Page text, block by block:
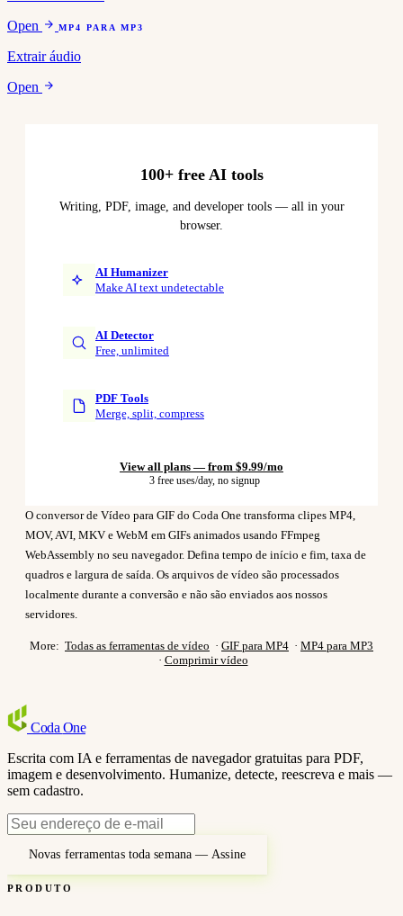
Open
MP4 PARA MP3
Extrair áudio
Open
100+ free AI tools
Writing, PDF, image, and developer tools — all in your
browser.
AI Humanizer
Make AI text undetectable
AI Detector
Free, unlimited
PDF Tools
Merge, split, compress
View all plans — from $9.99/mo
3 free uses/day, no signup
O conversor de Vídeo para GIF do Coda One transforma clipes MP4,
MOV, AVI, MKV e WebM em GIFs animados usando FFmpeg
WebAssembly no seu navegador. Defina tempo de início e fim, taxa de
quadros e largura de saída. Os arquivos de vídeo são processados
localmente durante a conversão e não são enviados aos nossos
servidores.
More: Todas as ferramentas de vídeo · GIF para MP4 · MP4 para MP3
· Comprimir vídeo
Coda One
Escrita com IA e ferramentas de navegador gratuitas para PDF,
imagem e desenvolvimento. Humanize, detecte, reescreva e mais —
sem cadastro.
Novas ferramentas toda semana — Assine
PRODUTO